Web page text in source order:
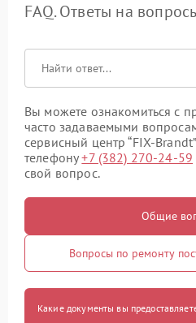
FAQ. Ответы на
Вы можете ознакомиться с
часто задаваемыми
сервисный центр “FIX-
телефону+7 (382) 270-24-59
свой вопрос.
Общие
Вопросы по ремонту
Какие документы вы